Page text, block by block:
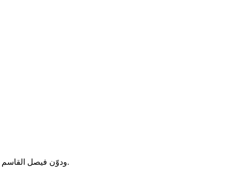
ودوّن فيصل القاسم في صفحته على موقع التواصل الاجتماعي « تويتر » أنّ تونس خرجت عن العمل العربي المشترك، وضربت بالمبادىء الأصيلة هرض الحائط.